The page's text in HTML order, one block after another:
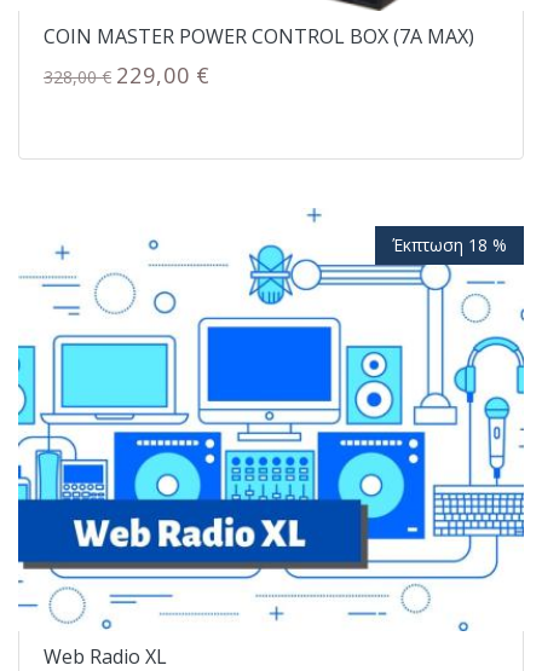
COIN MASTER POWER CONTROL BOX (7A MAX)
328,00 € 229,00 €
Έκπτωση 18 %
Web Radio ΧL